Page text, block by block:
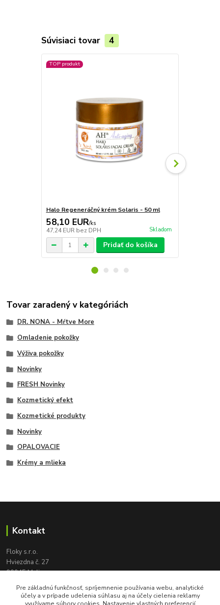
Súvisiaci tovar 4
TOP produkt
Halo Regeneráčný krém Solaris - 50 ml
58,10 EUR/ks
47,24 EUR bez DPH Skladom
Pridať do košíka
Tovar zaradený v kategóriách
DR. NONA - Mŕtve More
Omladenie pokožky
Výživa pokožky
Novinky
FRESH Novinky
Kozmetický efekt
Kozmetické produkty
Novinky
OPALOVACIE
Krémy a mlieka
Kontakt
Floky s.r.o.
Hviezdna č. 27
90045 Malinovo
+421 905 617 131
floky2004@gmail.com
Pre základnú funkčnosť, spríjemnenie používania webu, analytické
účely a v prípade udelenia súhlasu aj na účely cielenia reklamy